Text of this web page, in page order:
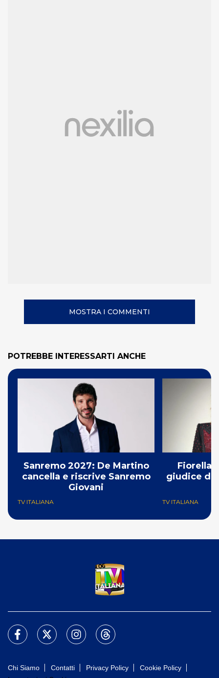
MOSTRA I COMMENTI
POTREBBE INTERESSARTI ANCHE
Sanremo 2027: De Martino
cancella e riscrive Sanremo
Giovani
TV ITALIANA
Fiorella
giudice di
TV ITALIANA
Chi Siamo Contatti Privacy Policy
Cookie Policy